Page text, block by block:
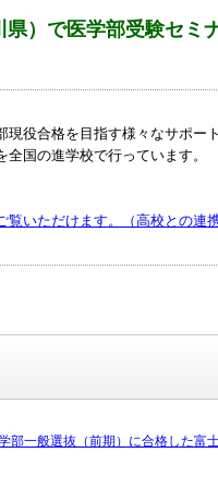
）で医学部受験セミ
役合格を目指す様々なサポー
国の進学校で行っています。
いただけます。（高校との連携
部一般選抜（前期）に合格した富